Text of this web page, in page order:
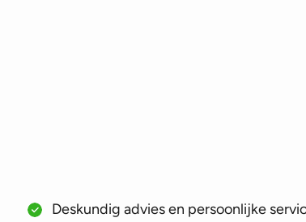
Deskundig advies en persoonlijke